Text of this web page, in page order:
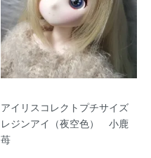
アイリスコレクトプチサイズ
レジンアイ（夜空色） 小鹿
苺